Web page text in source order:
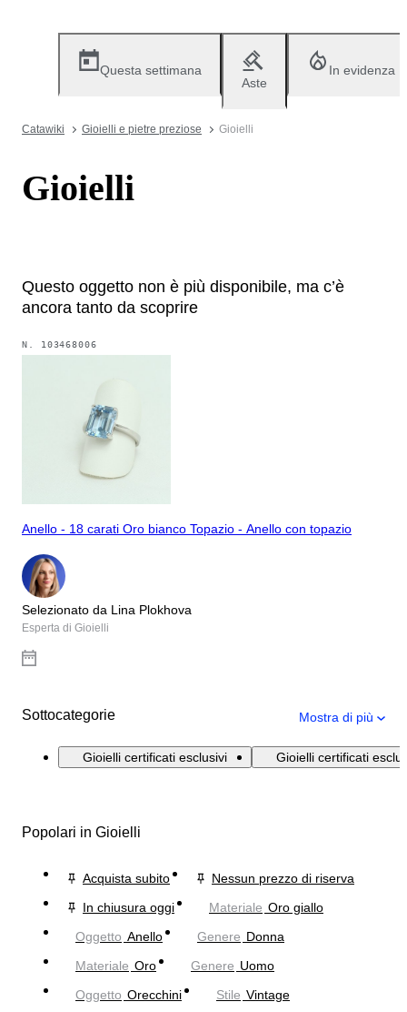
Questa settimana
Aste
In evidenza
Catawiki Gioielli e pietre preziose Gioielli
Gioielli
Questo oggetto non è più disponibile, ma c’è
ancora tanto da scoprire
N. 103468006
Anello - 18 carati Oro bianco Topazio - Anello con topazio
Selezionato da Lina Plokhova
Esperta di Gioielli
Sottocategorie Mostra di più
Gioielli certificati esclusivi Gioielli certificati
Popolari in Gioielli
Acquista subito
Nessun prezzo di riserva
In chiusura oggi
Materiale Oro giallo
Oggetto Anello Genere Donna
Materiale Oro Genere Uomo
Oggetto Orecchini Stile Vintage